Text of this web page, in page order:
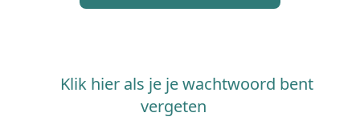
Klik hier als je je wachtwoord bent
vergeten